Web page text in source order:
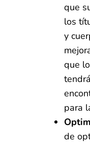
que
los
y
que
para
de